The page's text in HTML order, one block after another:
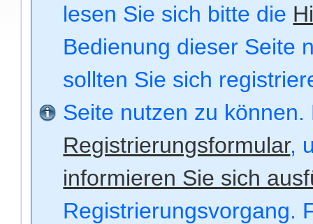
lesen Sie sich bitte die
Bedienung dieser Seite
sollten Sie sich
Seite nutzen zu
Registrierungsformular,
informieren Sie sich
Registrierungsvorgang.